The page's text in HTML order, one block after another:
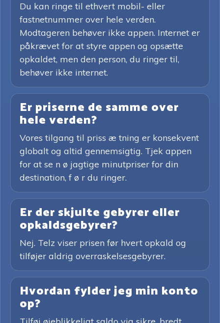
Du kan ringe til ethvert mobil- eller
fastnetnummer over hele verden.
Modtageren behøver ikke appen. Internet er
påkrævet for at styre appen og opsætte
opkaldet, men den person, du ringer til,
behøver ikke internet.
Er priserne de samme over
hele verden?
Vores tilgang til priss æ tning er konsekvent
globalt og altid gennemsigtig. Tjek appen
for at se n ø jagtige minutpriser for din
destination, f ø r du ringer.
Er der skjulte gebyrer eller
opkaldsgebyrer?
Nej. Telz viser prisen før hvert opkald og
tilføjer aldrig overraskelsesgebyrer.
Hvordan fylder jeg min konto
op?